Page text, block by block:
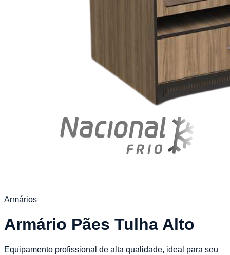
Armários
Armário Pães Tulha Alto
Equipamento profissional de alta qualidade, ideal para seu